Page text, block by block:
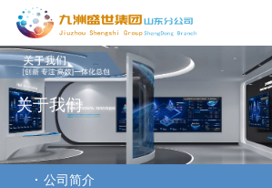
关于我们
公司简介